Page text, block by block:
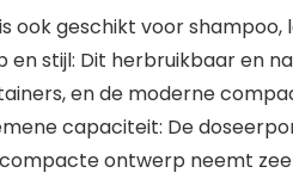
ook geschikt voor shampoo,
en stijl: Dit herbruikbaar en
en de moderne
capaciteit: De
ontwerp neemt